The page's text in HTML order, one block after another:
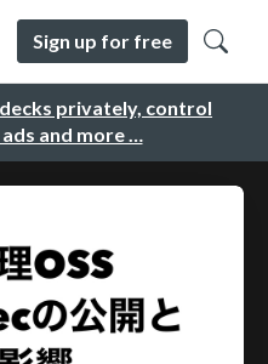
privately, control
and more …
Sign up for free